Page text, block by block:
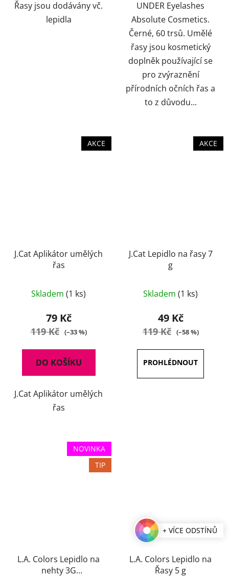
Řasy jsou dodávány vč.
lepidla
UNDER Eyelashes
Absolute Cosmetics.
Černé, 60 trsů. Umělé
řasy jsou kosmetický
doplněk používající se
pro zvýraznění
přírodních očních řas a
to z důvodu...
AKCE
J.Cat Aplikátor umělých
řas
Skladem (1 ks)
79 Kč
119 Kč (–33 %)
DO KOŠÍKU
J.Cat Aplikátor umělých
řas
AKCE
J.Cat Lepidlo na řasy 7
g
Skladem (1 ks)
49 Kč
119 Kč (–58 %)
NOVINKA
TIP
L.A. Colors Lepidlo na
nehty 3G
+ VÍCE ODSTÍNŮ
L.A. Colors Lepidlo na
Řasy 5 g